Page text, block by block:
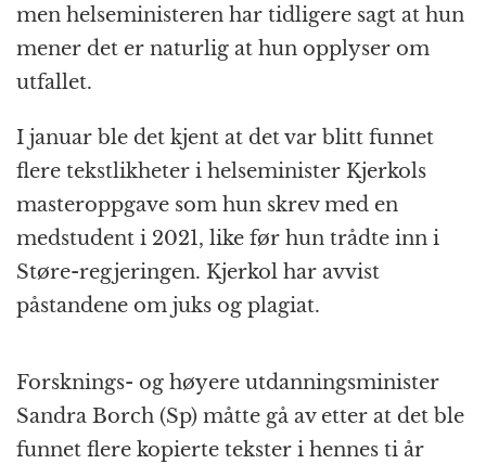
men helseministeren har tidligere sagt at hun
mener det er naturlig at hun opplyser om
utfallet.
I januar ble det kjent at det var blitt funnet
flere tekstlikheter i helseminister Kjerkols
masteroppgave som hun skrev med en
medstudent i 2021, like før hun trådte inn i
Støre-regjeringen. Kjerkol har avvist
påstandene om juks og plagiat.
Forsknings- og høyere utdanningsminister
Sandra Borch (Sp) måtte gå av etter at det ble
funnet flere kopierte tekster i hennes ti år